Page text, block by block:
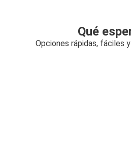
Qué
Opciones rápidas, fáciles